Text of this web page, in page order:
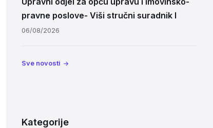
pravne poslove- Viši stručni suradnik I
06/08/2026
Sve novosti
Kategorije